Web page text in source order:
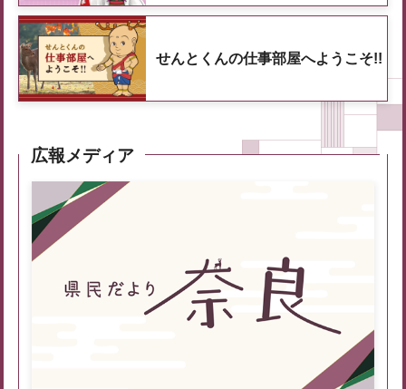
せんとくんの仕事部屋へようこそ!!
広報メディア